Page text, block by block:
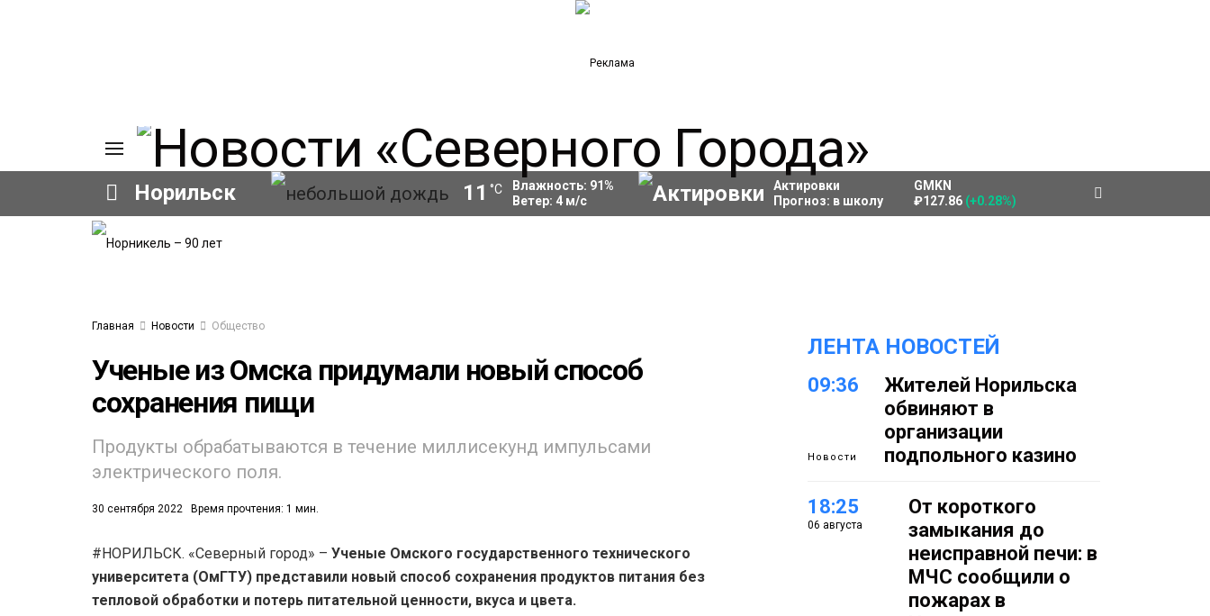
Норильск 11 °C Влажность: 91%
Ветер: 4м/с
Актировки
Прогноз: в школу
GMKN
₽127.86 (+0.28%)
Главная Новости Общество
Ученые из Омска придумали новый способ
сохранения пищи
Продукты обрабатываются в течение миллисекунд импульсами
электрического поля.
30 сентября 2022 Время прочтения: 1 мин.
#НОРИЛЬСК. «Северный город» – Ученые Омского государственного технического
университета (ОмГТУ) представили новый способ сохранения продуктов питания без
тепловой обработки и потерь питательной ценности, вкуса и цвета.
ЛЕНТА НОВОСТЕЙ
09:36
Новости
Жителей Норильска
обвиняют в
организации
подпольного казино
18:25
06 августа
От короткого
замыкания до
неисправной печи: в
МЧС сообщили о
пожарах в